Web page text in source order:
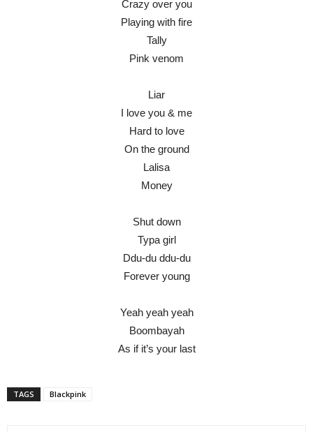
Crazy over you
Playing with fire
Tally
Pink venom
Liar
I love you & me
Hard to love
On the ground
Lalisa
Money
Shut down
Typa girl
Ddu-du ddu-du
Forever young
Yeah yeah yeah
Boombayah
As if it’s your last
TAGS Blackpink